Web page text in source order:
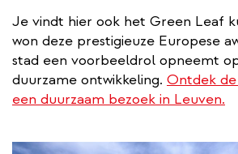
Je vindt hier ook het Green Leaf
won deze prestigieuze Europese
stad een voorbeeldrol opneemt
duurzame ontwikkeling. Ontdek
een duurzaam bezoek in Leuven.